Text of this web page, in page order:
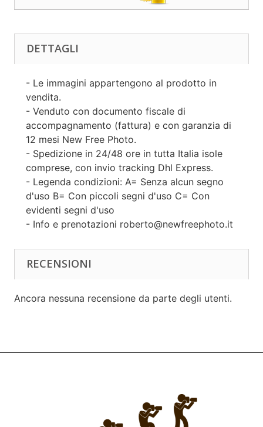
DETTAGLI
- Le immagini appartengono al prodotto in
vendita.
- Venduto con documento fiscale di
accompagnamento (fattura) e con garanzia di
12 mesi New Free Photo.
- Spedizione in 24/48 ore in tutta Italia isole
comprese, con invio tracking Dhl Express.
- Legenda condizioni: A= Senza alcun segno
d'uso B= Con piccoli segni d'uso C= Con
evidenti segni d'uso
- Info e prenotazioni roberto@newfreephoto.it
RECENSIONI
Ancora nessuna recensione da parte degli utenti.